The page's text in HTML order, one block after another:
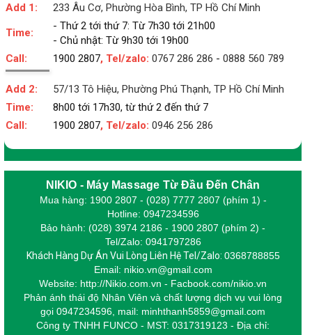
Add 1: 233 Âu Cơ, Phường Hòa Bình, TP Hồ Chí Minh
Time:
- Thứ 2 tới thứ 7: Từ 7h30 tới 21h00
- Chủ nhật: Từ 9h30 tới 19h00
Call:
1900 2807, Tel/zalo: 0767 286 286 - 0888 560 789
Add 2:
57/13 Tô Hiệu, Phường Phú Thạnh, TP Hồ Chí Minh
Time:
8h00 tới 17h30, từ thứ 2 đến thứ 7
Call:
1900 2807, Tel/zalo: 0946 256 286
NIKIO - Máy Massage Từ Đầu Đến Chân
Mua hàng: 1900 2807 - (028) 7777 2807 (phím 1) -
Hotline: 0947234596
Bảo hành: (028) 3974 2186 - 1900 2807 (phím 2) -
Tel/Zalo: 0941797286
Khách Hàng Dự Án Vui Lòng Liên Hệ Tel/Zalo: 0368788855
Email: nikio.vn@gmail.com
Website: http://Nikio.com.vn - Facbook.com/nikio.vn
Phản ánh thái độ Nhân Viên và chất lượng dịch vụ vui lòng
gọi 0947234596, mail: minhthanh5859@gmail.com
Công ty TNHH FUNCO - MST: 0317319123 - Địa chỉ: